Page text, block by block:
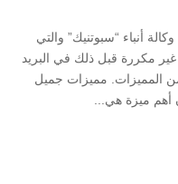
أنباء “سبوتنيك” والتي
مكررة قبل ذلك في البريد
من المميزات. مميزات جميل
أهم ميزة هي...